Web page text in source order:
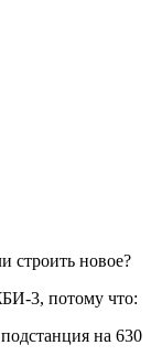
строить новое?
3, потому что:
на 630